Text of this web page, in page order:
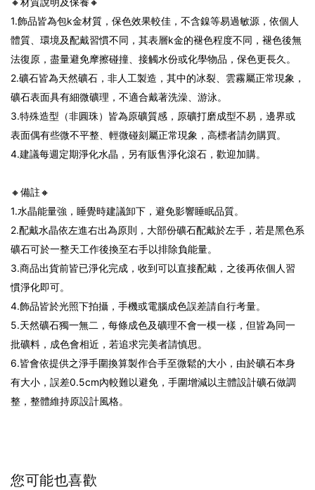
1.飾品皆為包k金材質，保色效果較佳，不含鎳等易過敏源，依個人
體質、環境及配戴習慣不同，其表層k金的褪色程度不同，褪色後無
法復原，盡量避免摩擦碰撞、接觸水份或化學物品，保色更長久。
2.礦石皆為天然礦石，非人工製造，其中的冰裂、雲霧屬正常現象，
礦石表面具有細微礦理，不適合戴著洗澡、游泳。
3.特殊造型（非圓珠）皆為原礦質感，原礦打磨成型不易，邊界或
表面偶有些微不平整、輕微碰刻屬正常現象，高標者請勿購買。
4.建議每週定期淨化水晶，另有販售淨化滾石，歡迎加購。
🔸備註🔸
1.水晶能量強，睡覺時建議卸下，避免影響睡眠品質。
2.配戴水晶依左進右出為原則，大部份礦石配戴於左手，若是黑色系
礦石可於一整天工作後換至右手以排除負能量。
3.商品出貨前皆已淨化完成，收到可以直接配戴，之後再依個人習
慣淨化即可。
4.飾品皆於光照下拍攝，手機或電腦成色誤差請自行考量。
5.天然礦石獨一無二，每條成色及礦理不會一模一樣，但皆為同一
批礦料，成色會相近，若追求完美者請慎思。
6.皆會依提供之淨手圍換算製作合手至微鬆的大小，由於礦石本身
有大小，誤差0.5cm內較難以避免，手圍增減以主體設計礦石做調
整，整體維持原設計風格。
您可能也喜歡